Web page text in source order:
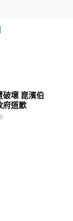
破壞 崑濱伯
府道歉